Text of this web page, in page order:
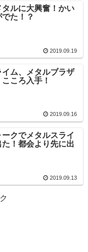
ルに大興奮！かい
た！？
2019.09.19
ム、メタルブラザ
ころ入手！
2019.09.16
ークでメタルスライ
！都会より先に出
2019.09.13